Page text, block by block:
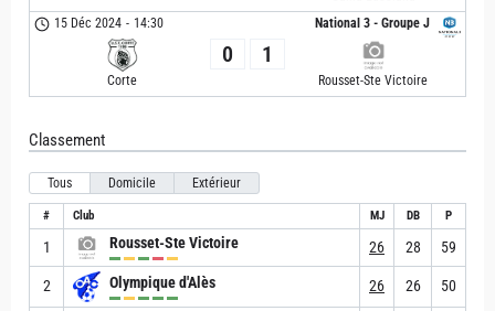
National 3 - Groupe J
15 Déc 2024 - 14:30
Corte
0 1
Rousset-Ste Victoire
Classement
Tous Domicile Extérieur
# Club MJ DB P
1 Rousset-Ste Victoire 26 28 59
2 Olympique d'Alès 26 26 50